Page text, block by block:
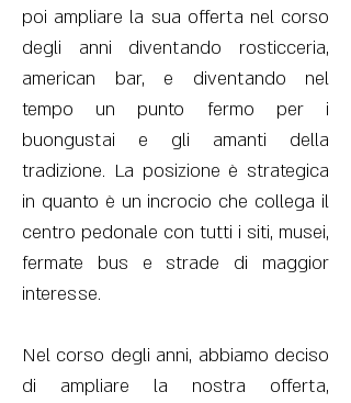
poi ampliare la sua offerta nel corso
degli anni diventando rosticceria,
american bar, e diventando nel
tempo un punto fermo per i
buongustai e gli amanti della
tradizione. La posizione è strategica
in quanto è un incrocio che collega il
centro pedonale con tutti i siti, musei,
fermate bus e strade di maggior
interesse.
Nel corso degli anni, abbiamo deciso
di ampliare la nostra offerta,